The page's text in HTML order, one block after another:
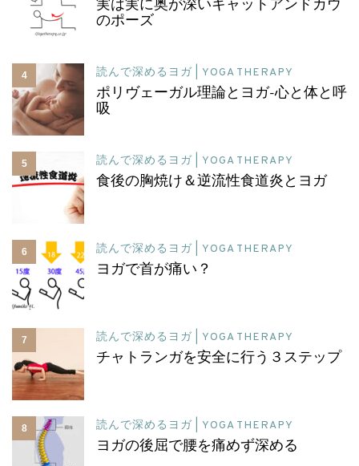
実は実に奥が深いキャットアンドカウ
のポーズ
4 読んで深めるヨガ | YOGA THERAPY
ポリヴェーガル理論とヨガ-心と体と呼
吸
5 読んで深めるヨガ | YOGA THERAPY
食後の胸焼け＆逆流性食道炎とヨガ
6 読んで深めるヨガ | YOGA THERAPY
ヨガで首が痛い？
7 読んで深めるヨガ | YOGA THERAPY
チャトランガを安全に行う３ステップ
8 読んで深めるヨガ | YOGA THERAPY
ヨガの後屈で腰を痛めず深める